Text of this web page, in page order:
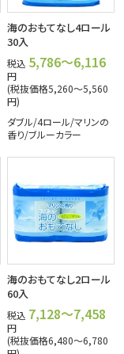
海のおもてなし4ロール
30入
税込 5,786～6,116
円
(税抜価格5,260～5,560
円)
ダブル/4ロール/マリンの
香り/ブルーカラー
海のおもてなし2ロール
60入
税込 7,128～7,458
円
(税抜価格6,480～6,780